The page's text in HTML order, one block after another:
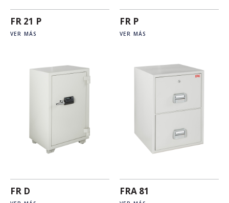
FR 21 P
VER MÁS
FR P
VER MÁS
FR D FRA 81